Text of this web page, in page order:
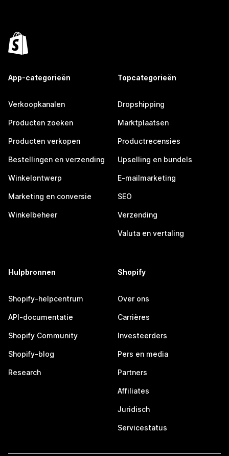
App-categorieën
Verkoopkanalen
Producten zoeken
Producten verkopen
Bestellingen en verzending
Winkelontwerp
Marketing en conversie
Winkelbeheer
Topcategorieën
Dropshipping
Marktplaatsen
Productrecensies
Upselling en bundels
E-mailmarketing
SEO
Verzending
Valuta en vertaling
Hulpbronnen
Shopify-helpcentrum
API-documentatie
Shopify Community
Shopify-blog
Research
Shopify
Over ons
Carrières
Investeerders
Pers en media
Partners
Affiliates
Juridisch
Servicestatus